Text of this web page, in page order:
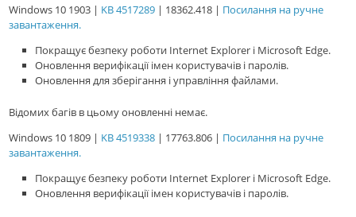
Windows 10 1903 | KB 4517289 | 18362.418 | Посилання на ручне
завантаження.
Покращує безпеку роботи Internet Explorer і Microsoft Edge.
Оновлення верифікації імен користувачів і паролів.
Оновлення для зберігання і управління файлами.
Відомих багів в цьому оновленні немає.
Windows 10 1809 | KB 4519338 | 17763.806 | Посилання на ручне
завантаження.
Покращує безпеку роботи Internet Explorer і Microsoft Edge.
Оновлення верифікації імен користувачів і паролів.